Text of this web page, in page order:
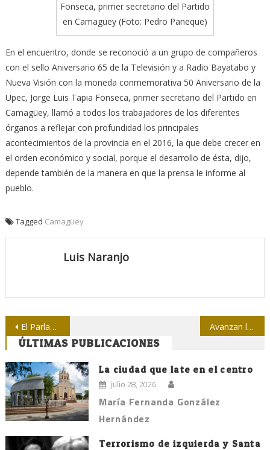
Fonseca, primer secretario del Partido
en Camagüey (Foto: Pedro Paneque)
En el encuentro, donde se reconoció a un grupo de compañeros
con el sello Aniversario 65 de la Televisión y a Radio Bayatabo y
Nueva Visión con la moneda conmemorativa 50 Aniversario de la
Upec, Jorge Luis Tapia Fonseca, primer secretario del Partido en
Camagüey, llamó a todos los trabajadores de los diferentes
órganos a reflejar con profundidad los principales
acontecimientos de la provincia en el 2016, la que debe crecer en
el orden económico y social, porque el desarrollo de ésta, dijo,
depende también de la manera en que la prensa le informe al
pueblo.
Tagged Camagüey
Luis Naranjo
Navegación
de
entradas
El Parlamento en tiempos de comunicación diversa y rápida Avanzan los debates de las comisiones de trabajo de la ANPP
ÚLTIMAS PUBLICACIONES
La ciudad que late en el centro
julio 28, 2026
María Fernanda González
Hernández
Terrorismo de izquierda y Santa